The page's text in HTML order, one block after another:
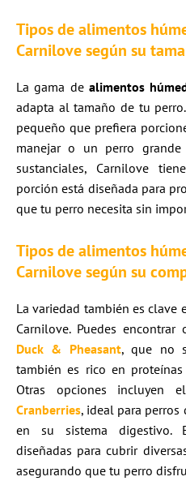
Tipos de alimentos
Carnilove según su
La gama de alimentos
adapta al tamaño de tu
pequeño que prefiera
manejar o un perro grande
sustanciales, Carnilove
porción está diseñada para
que tu perro necesita sin
Tipos de alimentos
Carnilove según su
La variedad también es
Carnilove. Puedes encontrar
Duck & Pheasant, que no
también es rico en
Otras opciones incluyen
Cranberries, ideal para perros
en su sistema digestivo.
diseñadas para cubrir
asegurando que tu perro